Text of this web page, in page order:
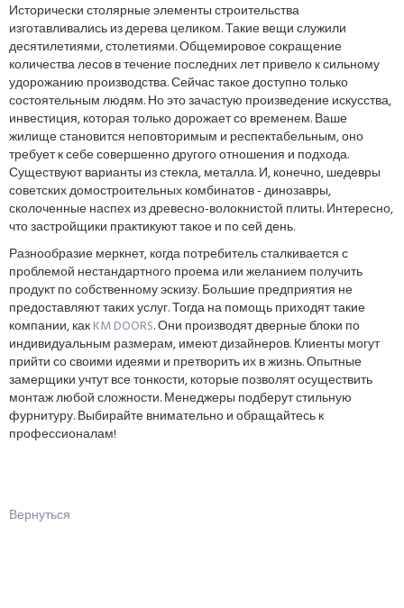
Исторически столярные элементы строительства
изготавливались из дерева целиком. Такие вещи служили
десятилетиями, столетиями. Общемировое сокращение
количества лесов в течение последних лет привело к сильному
удорожанию производства. Сейчас такое доступно только
состоятельным людям. Но это зачастую произведение искусства,
инвестиция, которая только дорожает со временем. Ваше
жилище становится неповторимым и респектабельным, оно
требует к себе совершенно другого отношения и подхода.
Существуют варианты из стекла, металла. И, конечно, шедевры
советских домостроительных комбинатов - динозавры,
сколоченные наспех из древесно-волокнистой плиты. Интересно,
что застройщики практикуют такое и по сей день.
Разнообразие меркнет, когда потребитель сталкивается с
проблемой нестандартного проема или желанием получить
продукт по собственному эскизу. Большие предприятия не
предоставляют таких услуг. Тогда на помощь приходят такие
компании, какKM DOORS. Они производят дверные блоки по
индивидуальным размерам, имеют дизайнеров. Клиенты могут
прийти со своими идеями и претворить их в жизнь. Опытные
замерщики учтут все тонкости, которые позволят осуществить
монтаж любой сложности. Менеджеры подберут стильную
фурнитуру. Выбирайте внимательно и обращайтесь к
профессионалам!
Вернуться